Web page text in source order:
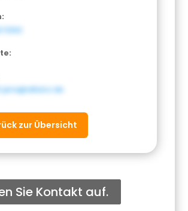
zur Übersicht
Sie Kontakt auf.